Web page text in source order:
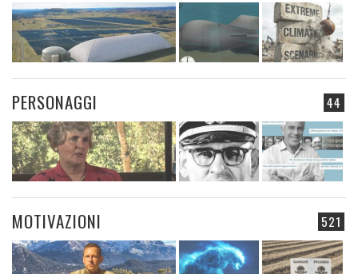
44
PERSONAGGI
521
MOTIVAZIONI